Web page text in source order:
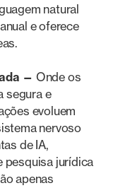
natural
e oferece
— Onde os
segura e
evoluem
nervoso
de IA,
pesquisa jurídica
apenas